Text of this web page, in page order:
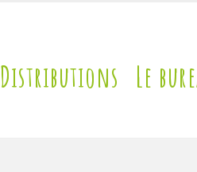
Distributions Le